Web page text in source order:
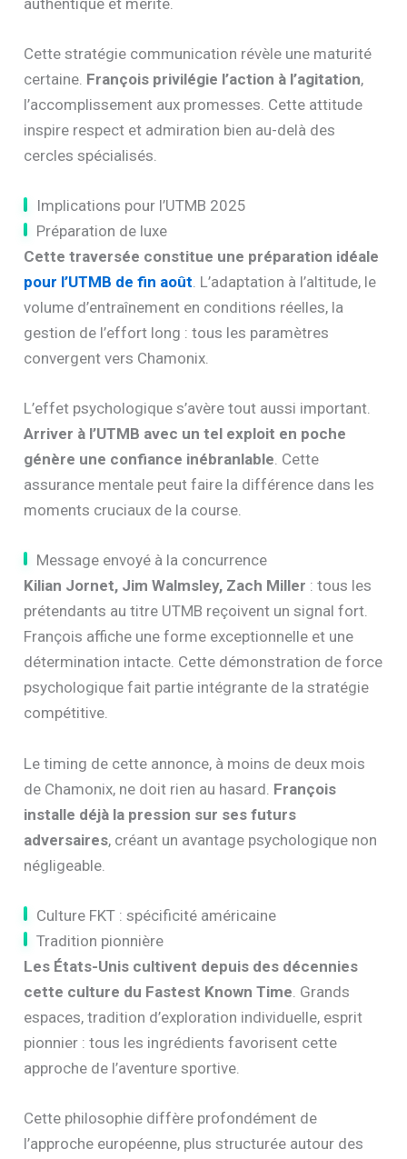
Cette stratégie communication révèle une maturité
certaine. François privilégie l’action à l’agitation,
l’accomplissement aux promesses. Cette attitude
inspire respect et admiration bien au-delà des
cercles spécialisés.
Implications pour l’UTMB 2025
Préparation de luxe
Cette traversée constitue une préparation idéale
pour l’UTMB de fin août. L’adaptation à l’altitude, le
volume d’entraînement en conditions réelles, la
gestion de l’effort long : tous les paramètres
convergent vers Chamonix.
L’effet psychologique s’avère tout aussi important.
Arriver à l’UTMB avec un tel exploit en poche
génère une confiance inébranlable. Cette
assurance mentale peut faire la différence dans les
moments cruciaux de la course.
Message envoyé à la concurrence
Kilian Jornet, Jim Walmsley, Zach Miller : tous les
prétendants au titre UTMB reçoivent un signal fort.
François affiche une forme exceptionnelle et une
détermination intacte. Cette démonstration de force
psychologique fait partie intégrante de la stratégie
compétitive.
Le timing de cette annonce, à moins de deux mois
de Chamonix, ne doit rien au hasard. François
installe déjà la pression sur ses futurs
adversaires, créant un avantage psychologique non
négligeable.
Culture FKT : spécificité américaine
Tradition pionnière
Les États-Unis cultivent depuis des décennies
cette culture du Fastest Known Time . Grands
espaces, tradition d’exploration individuelle, esprit
pionnier : tous les ingrédients favorisent cette
approche de l’aventure sportive.
Cette philosophie diffère profondément de
l’approche européenne, plus structurée autour des